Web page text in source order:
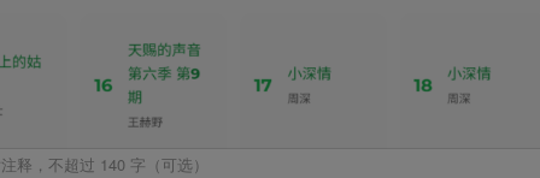
释，不超过 140 字（可选）